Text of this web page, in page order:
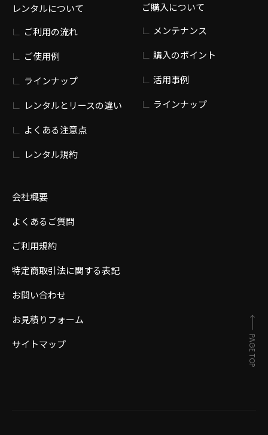
レンタルについて
ご利用の流れ
ご使用例
ラインナップ
レンタルとリースの違い
よくある注意点
レンタル規約
会社概要
よくあるご質問
ご利用規約
特定商取引法に関する表記
お問い合わせ
お見積りフォーム
サイトマップ
ご購入について
メンテナンス
購入のポイント
活用事例
ラインナップ
PAGE TOP